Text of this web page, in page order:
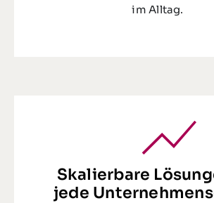
im Alltag.
Skalierbare
jede